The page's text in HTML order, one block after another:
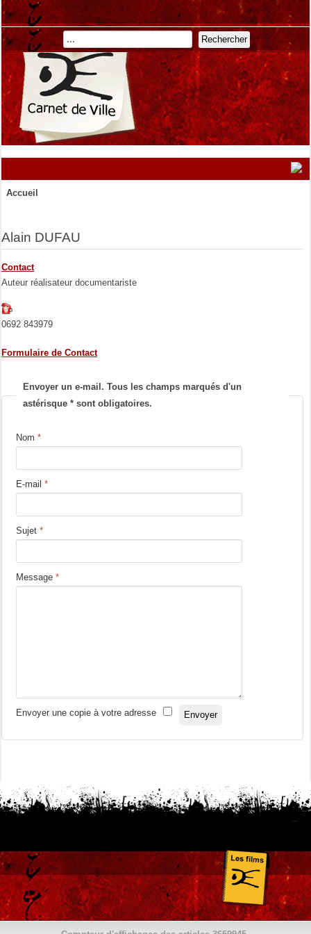
Rechercher
Accueil
Alain DUFAU
Contact
Auteur réalisateur documentariste
0692 843979
Formulaire de Contact
Envoyer un e-mail. Tous les champs marqués d'un
astérisque * sont obligatoires.
Nom *
E-mail *
Sujet *
Message *
Envoyer une copie à votre adresse Envoyer